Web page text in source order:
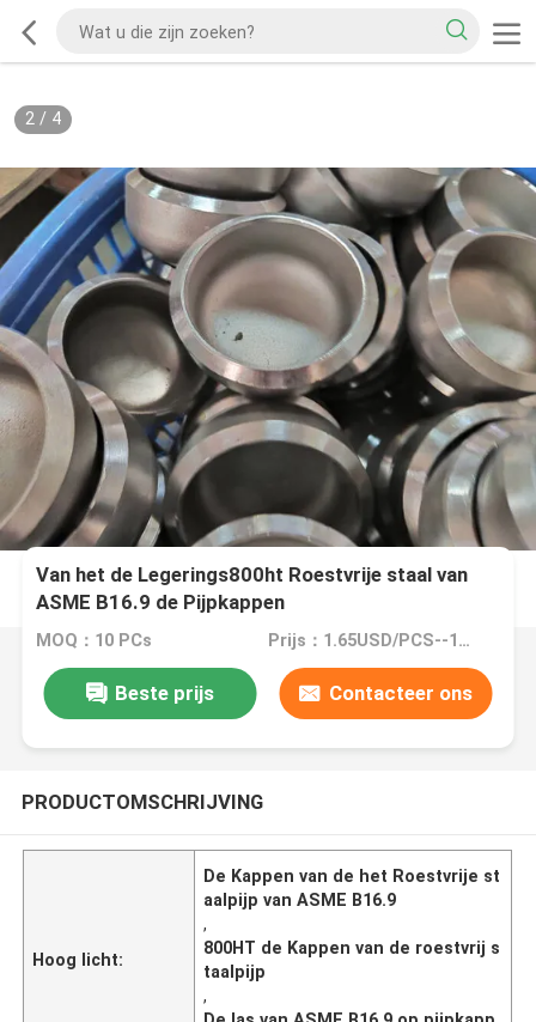
2/ 4
Van het de Legerings800ht Roestvrije staal van
ASME B16.9 de Pijpkappen
MOQ：10 PCs Prijs：1.65USD/PCS--1853/PCS
Beste prijs Contacteer ons
PRODUCTOMSCHRIJVING
Hoog licht:
De Kappen van de het Roestvrije st
aalpijp van ASME B16.9
,
800HT de Kappen van de roestvrij s
taalpijp
,